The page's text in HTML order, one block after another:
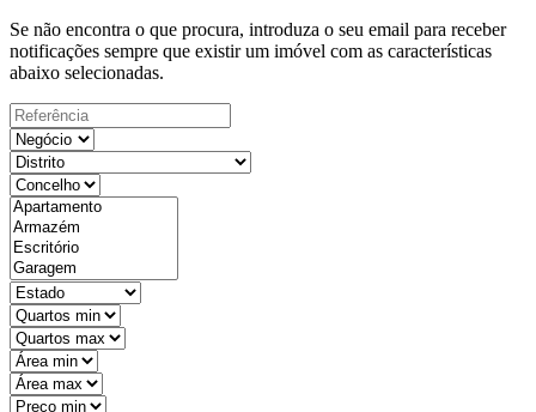
Se não encontra o que procura, introduza o seu email para receber
notificações sempre que existir um imóvel com as características
abaixo selecionadas.